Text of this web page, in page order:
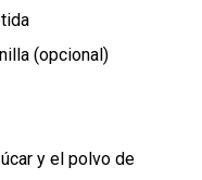
(opcional)
y el polvo de